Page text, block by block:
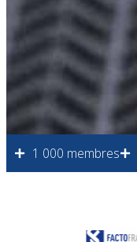
1 000 membres